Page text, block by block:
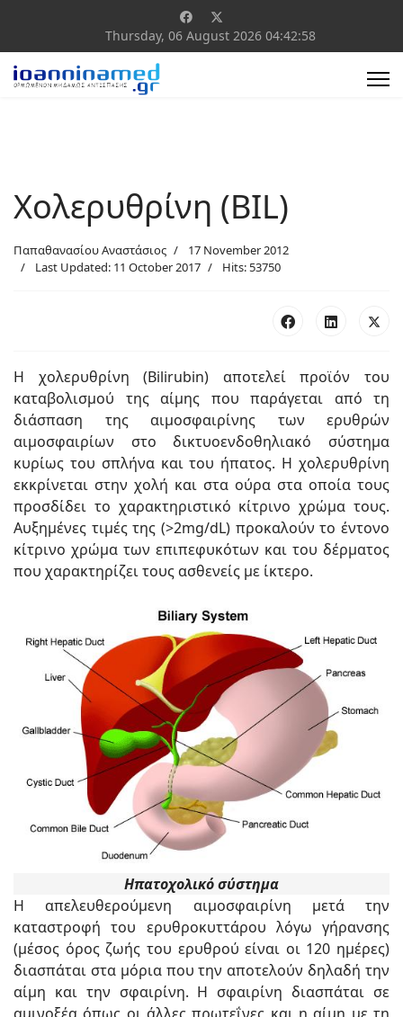
Thursday, 06 August 2026 04:42:59
Χολερυθρίνη (BIL)
Παπαθανασίου Αναστάσιος
17 November 2012
Last Updated: 11 October 2017
Hits: 53750
Η χολερυθρίνη (Bilirubin) αποτελεί προϊόν του
καταβολισμού της αίμης που παράγεται από τη
διάσπαση της αιμοσφαιρίνης των ερυθρών
αιμοσφαιρίων στο δικτυοενδοθηλιακό σύστημα
κυρίως του σπλήνα και του ήπατος. Η χολερυθρίνη
εκκρίνεται στην χολή και στα ούρα στα οποία τους
προσδίδει το χαρακτηριστικό κίτρινο χρώμα τους.
Αυξημένες τιμές της (>2mg/dL) προκαλούν το έντονο
κίτρινο χρώμα των επιπεφυκότων και του δέρματος
που χαρακτηρίζει τους ασθενείς με ίκτερο.
Ηπατοχολικό σύστημα
Η απελευθερούμενη αιμοσφαιρίνη μετά την
καταστροφή του ερυθροκυττάρου λόγω γήρανσης
(μέσος όρος ζωής του ερυθρού είναι οι 120 ημέρες)
διασπάται στα μόρια που την αποτελούν δηλαδή την
αίμη και την σφαιρίνη. Η σφαιρίνη διασπάται σε
αμινοξέα όπως οι άλλες πρωτεΐνες και η αίμη με τη